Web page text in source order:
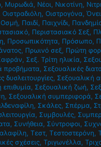
, Μυρωδιά, Νέοι, Νικοτίνη,
Οιστραδιόλη, Οιστρογόνα,
Οσμή, Παιδί, Παιχνίδι,
, Περιστασιακό Σεξ,
, Προσωπικότητα, Πρόσωπο,
, Πρωινό σεξ, Πρώτη
, Σεξ. Τρίτη ηλικία,
προβήματα, Σεξουαλικές
δυσλειτουργίες, Σεξουαλική
επιθυμία, Σεξουαλική ζωή,
, Σεξουαλική συμπεριφορά,
, Σκάλες, Σπέρμα,
, Συμβουλές,
, Συνήθεια, Σύντροφοι,
,Τεστ,Τεστοστερόνη,
σχέσεις,Τριγωνέλλα,